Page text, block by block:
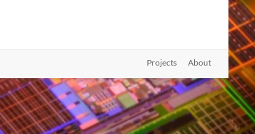
Projects About